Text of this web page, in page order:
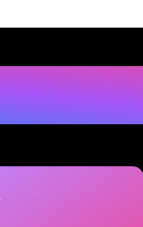
rzydatne
na AI